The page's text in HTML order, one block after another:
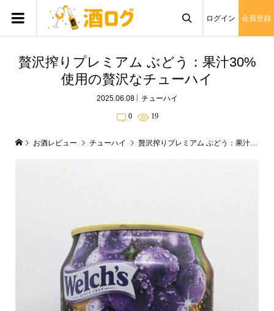
ログイン 会員登録
贅沢搾りプレミアム ぶどう：果汁30%
使用の贅沢なチューハイ
2025.06.08 チューハイ
0 19
お酒レビュー チューハイ 贅沢搾りプレミアム ぶどう：果汁30%使用の贅沢なチューハイ